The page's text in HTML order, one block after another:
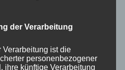
der Verarbeitung
Verarbeitung ist die
personenbezogener
ihre künftige Verarbeitung